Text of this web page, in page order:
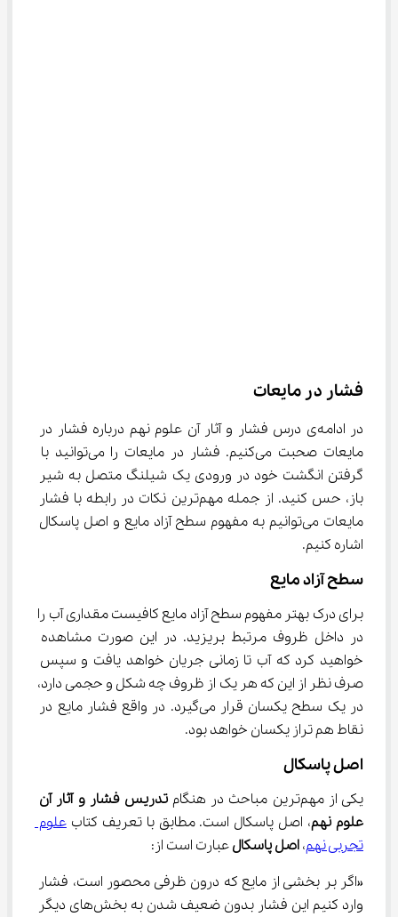
فشار در مایعات
در ادامه‌ی درس فشار و آثار آن علوم نهم درباره فشار در
مایعات صحبت می‌کنیم. فشار در مایعات را می‌توانید با
گرفتن انگشت خود در ورودی یک شیلنگ متصل به شیر
باز، حس کنید. از جمله مهم‌ترین نکات در رابطه با فشار
مایعات می‌توانیم به مفهوم سطح آزاد مایع و اصل پاسکال
اشاره کنیم.
سطح آزاد مایع
برای درک بهتر مفهوم سطح آزاد مایع کافیست مقداری آب را
در داخل ظروف مرتبط بریزید. در این صورت مشاهده
خواهید کرد که آب تا زمانی جریان خواهد یافت و سپس
صرف نظر از این که هر یک از ظروف چه شکل و حجمی دارد،
در یک سطح یکسان قرار می‌گیرد. در واقع فشار مایع در
نقاط هم تراز یکسان خواهد بود.
اصل پاسکال
یکی از مهم‌ترین مباحث در هنگام
تدریس فشار و آثار آن
علوم نهم، اصل پاسکال است. مطابق با تعریف کتاب علوم
تجربی نهم، اصل پاسکال عبارت است از:
«اگر بر بخشی از مایع که درون ظرفی محصور است، فشار
وارد کنیم این فشار بدون ضعیف شدن به بخش‌های دیگر